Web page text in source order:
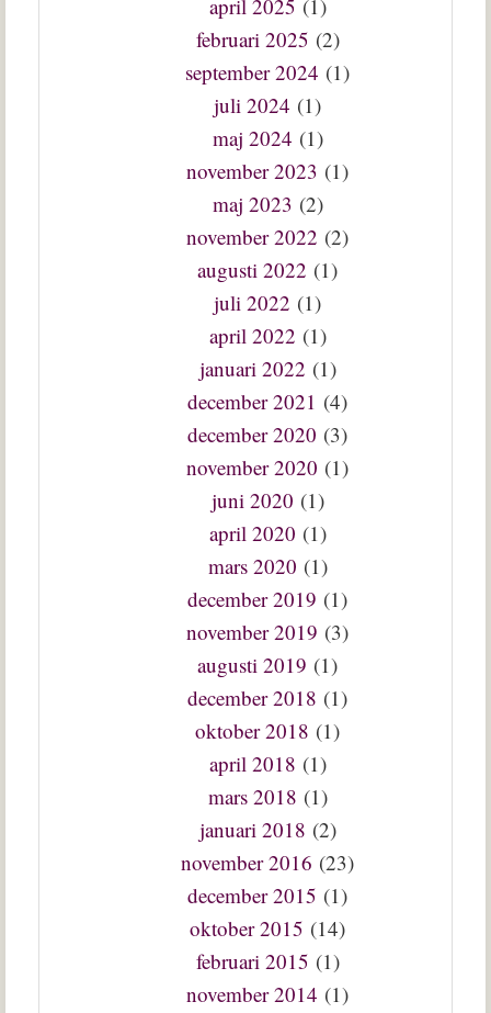
april 2025 (1)
februari 2025 (2)
september 2024 (1)
juli 2024 (1)
maj 2024 (1)
november 2023 (1)
maj 2023 (2)
november 2022 (2)
augusti 2022 (1)
juli 2022 (1)
april 2022 (1)
januari 2022 (1)
december 2021 (4)
december 2020 (3)
november 2020 (1)
juni 2020 (1)
april 2020 (1)
mars 2020 (1)
december 2019 (1)
november 2019 (3)
augusti 2019 (1)
december 2018 (1)
oktober 2018 (1)
april 2018 (1)
mars 2018 (1)
januari 2018 (2)
november 2016 (23)
december 2015 (1)
oktober 2015 (14)
februari 2015 (1)
november 2014 (1)